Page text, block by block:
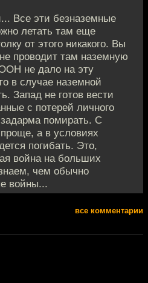
Все эти безназемные
летать там еще
от этого никакого. Вы
проводит там наземную
не дало на эту
в случае наземной
Запад не готов вести
с потерей личного
задарма помирать. С
а в условиях
погибать. Это,
война на больших
чем обычно
войны...
все комментарии